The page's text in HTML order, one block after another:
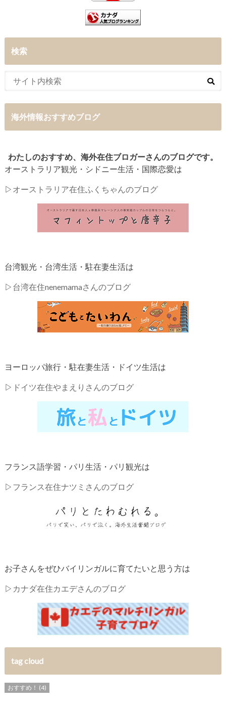
検索
海外情報おすすめブログ
わたしのおすすめ、海外在住ブロガーさんのブログです。
オーストラリア観光・シドニー生活・国際恋愛は
▷ オーストラリア在住ふくちゃんのブログ
台湾観光・台湾生活・駐在妻生活は
▷ 台湾在住nenemamaさんのブログ
ヨーロッパ旅行・駐在妻生活・ドイツ生活は
▷ ドイツ在住やまえりさんのブログ
フランス語学習・パリ生活・パリ観光は
▷ フランス在住ナツミさんのブログ
お子さんをぜひバイリンガルに育てたいと思う方は
▷ カナダ在住カエデさんのブログ
tag cloud
おすすめ！ (4)